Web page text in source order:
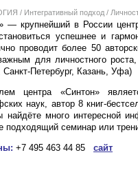
/ Интегративный подход /
— крупнейший в России
успешнее и
проводит более 50
для личностного
Петербург, Казань, Уфа)
центра «Синтон»
наук, автор 8 книг-
найдёте много интересной
подходящий семинар или
+7 495 463 44 85 сайт